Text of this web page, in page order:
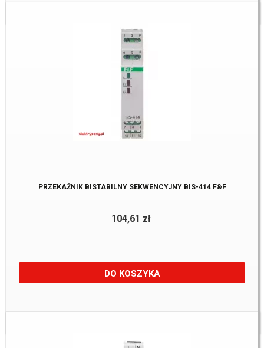
Dostępne:2 Szt.
PRZEKAŹNIK BISTABILNY SEKWENCYJNY BIS-414 F&F
104,61 zł
DO KOSZYKA
Dostępne:2 Szt.